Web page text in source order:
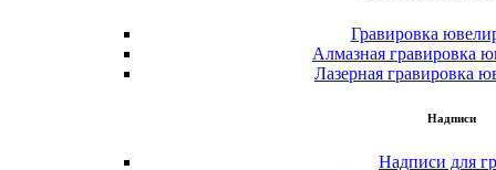
Гравировка
Алмазная гравировка
Лазерная гравировка
Надписи
Надписи для